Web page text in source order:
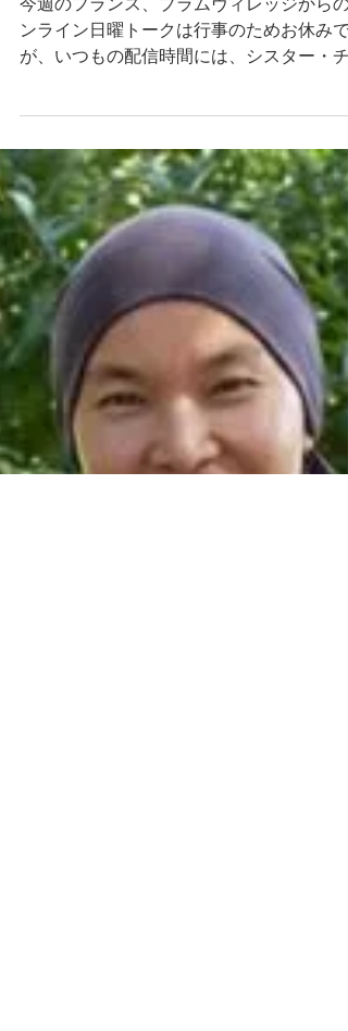
5/17シスター･チャイによ
るトータルリラクゼーショ
ン
今週のフランス、プラムヴィレッジからの
ンライン日曜トークは行事のためお休みで
が、いつもの配信時間には、シスター・チ
イによる日本語のトータル・リラクセーシ
ンの音源をお聴きいただけます。ぜひ心身
休めてゆっくりと横たわり、深いくつろぎ
ひとときをお楽しみください。...